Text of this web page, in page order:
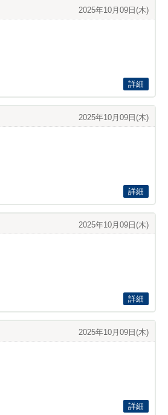
2025年10月09日(木)
詳細
2025年10月09日(木)
詳細
2025年10月09日(木)
詳細
2025年10月09日(木)
詳細